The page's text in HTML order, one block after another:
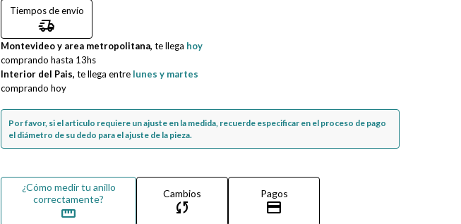
Tiempos de envío
delivery_truck_speed
Montevideo y area metropolitana, te llega hoy
comprando hasta 13hs
Interior del Pais, te llega entre lunes y martes
comprando hoy
Por favor, si el articulo requiere un ajuste en la medida, recuerde especificar en el proceso de pago
el diámetro de su dedo para el ajuste de la pieza.
¿Cómo medir tu anillo
correctamente?
straighten
Cambios
sync
Pagos
credit_card